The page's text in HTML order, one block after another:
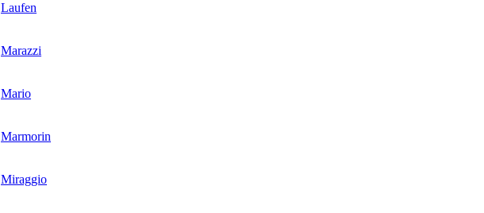
Laufen
Marazzi
Mario
Marmorin
Miraggio